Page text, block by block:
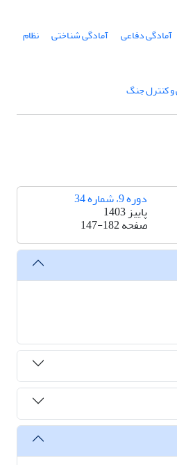
آمادگی دفاعی آمادگی شناختی نظام
و کنترل جنگ
دوره 9، شماره 34
پاییز 1403
صفحه147-182